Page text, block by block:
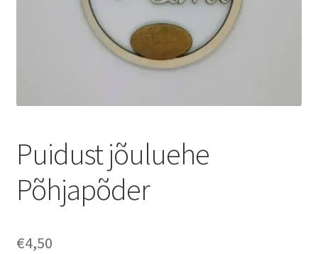
Puidust jõuluehe
Põhjapõder
€4,50